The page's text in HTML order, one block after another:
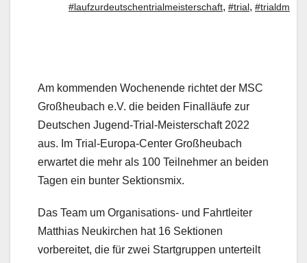
#laufzurdeutschentrialmeisterschaft, #trial, #trialdm
Am kommenden Wochenende richtet der MSC
Großheubach e.V. die beiden Finalläufe zur
Deutschen Jugend-Trial-Meisterschaft 2022
aus. Im Trial-Europa-Center Großheubach
erwartet die mehr als 100 Teilnehmer an beiden
Tagen ein bunter Sektionsmix.
Das Team um Organisations- und Fahrtleiter
Matthias Neukirchen hat 16 Sektionen
vorbereitet, die für zwei Startgruppen unterteilt